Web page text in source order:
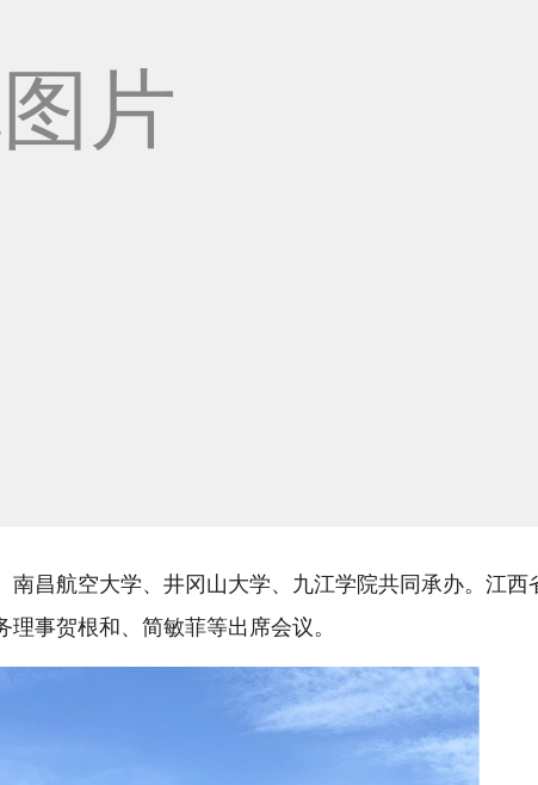
昌航空大学、井冈山大学、九江学院共同承办。江西
事贺根和、简敏菲等出席会议。